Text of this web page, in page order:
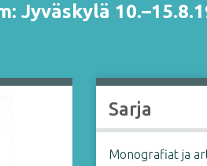
Sarja
Monografiat ja